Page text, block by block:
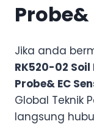
Probe&
Jika anda
RK520-02
Probe& EC
Global Teknik
langsung